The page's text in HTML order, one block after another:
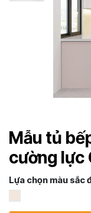
Mẫu tủ
cường lực
Lựa chọn màu sắc